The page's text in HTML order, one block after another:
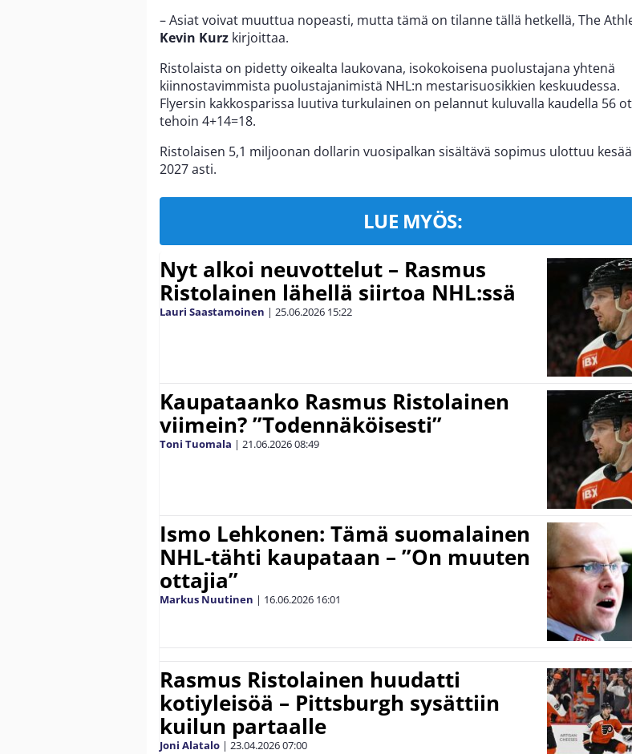
– Asiat voivat muuttua nopeasti, mutta tämä on tilanne tällä hetkellä, The
Kevin Kurz kirjoittaa.
Ristolaista on pidetty oikealta laukovana, isokokoisena puolustajana yhtenä
kiinnostavimmista puolustajanimistä NHL:n mestarisuosikkien keskuudessa.
Flyersin kakkosparissa luutiva turkulainen on pelannut kuluvalla kaudella 56
tehoin 4+14=18.
Ristolaisen 5,1 miljoonan dollarin vuosipalkan sisältävä sopimus ulottuu
2027 asti.
LUE MYÖS:
Nyt alkoi neuvottelut – Rasmus
Ristolainen lähellä siirtoa NHL:ssä
Lauri Saastamoinen | 25.06.2026 15:22
Kaupataanko Rasmus Ristolainen
viimein? ”Todennäköisesti”
Toni Tuomala | 21.06.202608:49
Ismo Lehkonen: Tämä suomalainen
NHL-tähti kaupataan – ”On muuten
ottajia”
Markus Nuutinen | 16.06.2026 16:01
Rasmus Ristolainen huudatti
kotiyleisöä – Pittsburgh sysättiin
kuilun partaalle
Joni Alatalo | 23.04.202607:00